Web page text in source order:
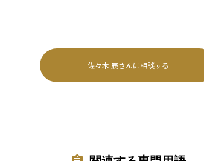
佐々木 辰さんに相談する